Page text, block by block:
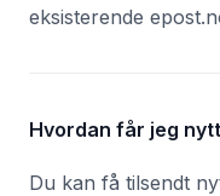
eksisterende
Hvordan får jeg
Du kan få tilsendt